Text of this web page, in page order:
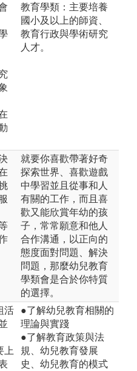
教育學類：主要培養
國小及以上的師資、
教育行政與學術研究
人才。
就要你喜歡帶著好奇
探索世界、喜歡遊戲
中學習並且從事和人
有關的工作，而且喜
歡又能欣賞年幼的孩
子，常常願意和他人
合作溝通，以正向的
態度面對問題、解決
問題，那麼幼兒教育
學類會是合於你特質
的選擇。
活
上
●了解幼兒教育相關的
理論與實踐
●了解教育政策與法
規、幼兒教育發展
史、幼兒教育的模式